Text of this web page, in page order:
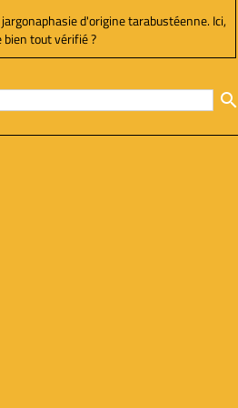
d'origine tarabustéenne. Ici,
bien tout vérifié ?
search